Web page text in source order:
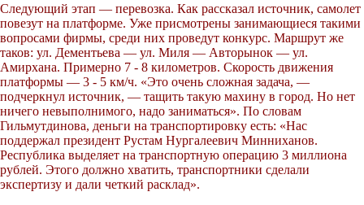
Следующий этап — перевозка. Как рассказал источник, самолет
повезут на платформе. Уже присмотрены занимающиеся такими
вопросами фирмы, среди них проведут конкурс. Маршрут же
таков: ул. Дементьева — ул. Миля — Авторынок — ул.
Амирхана. Примерно 7 - 8 километров. Скорость движения
платформы — 3 - 5 км/ч. «Это очень сложная задача, —
подчеркнул источник, — тащить такую махину в город. Но нет
ничего невыполнимого, надо заниматься». По словам
Гильмутдинова, деньги на транспортировку есть: «Нас
поддержал президент Рустам Нургалеевич Минниханов.
Республика выделяет на транспортную операцию 3 миллиона
рублей. Этого должно хватить, транспортники сделали
экспертизу и дали четкий расклад».